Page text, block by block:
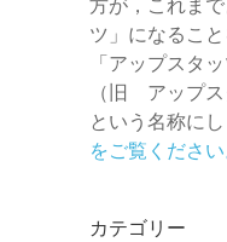
ツ」になること
「アップスタ
（旧 アップス
という名称にし
をご覧ください
カテゴリー